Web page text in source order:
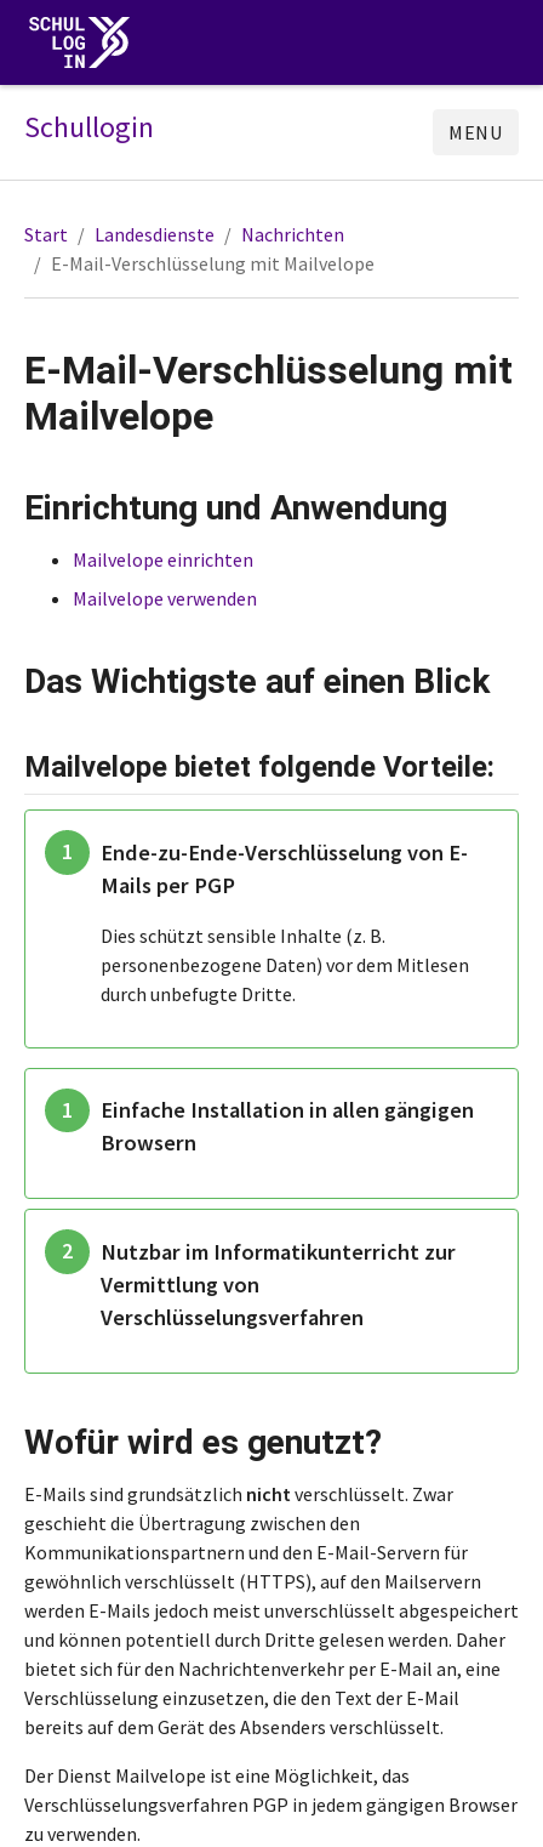
Schullogin MENU
Start Landesdienste
Nachrichten
E-Mail-Verschlüsselung mit Mailvelope
E-Mail-Verschlüsselung mit
Mailvelope
Einrichtung und Anwendung
Mailvelope einrichten
Mailvelope verwenden
Das Wichtigste auf einen Blick
Mailvelope bietet folgende Vorteile:
Ende-zu-Ende-Verschlüsselung von E-
Mails per PGP
Dies schützt sensible Inhalte (z. B.
personenbezogene Daten) vor dem Mitlesen
durch unbefugte Dritte.
Einfache Installation in allen gängigen
Browsern
Nutzbar im Informatikunterricht zur
Vermittlung von
Verschlüsselungsverfahren
Wofür wird es genutzt?
E-Mails sind grundsätzlich nicht verschlüsselt. Zwar
geschieht die Übertragung zwischen den
Kommunikationspartnern und den E-Mail-Servern für
gewöhnlich verschlüsselt (HTTPS), auf den Mailservern
werden E-Mails jedoch meist unverschlüsselt abgespeichert
und können potentiell durch Dritte gelesen werden. Daher
bietet sich für den Nachrichtenverkehr per E-Mail an, eine
Verschlüsselung einzusetzen, die den Text der E-Mail
bereits auf dem Gerät des Absenders verschlüsselt.
Der Dienst Mailvelope ist eine Möglichkeit, das
Verschlüsselungsverfahren PGP in jedem gängigen Browser
zu verwenden.